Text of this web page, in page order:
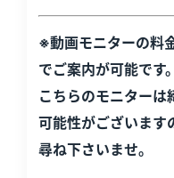
※動画モニターの料
でご案内が可能です。
こちらのモニターは
可能性がございます
尋ね下さいませ。